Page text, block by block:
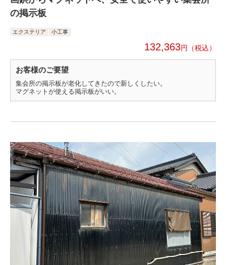
の掲示板
エクステリア 小工事
132,363円
お客様のご要望
集会所の掲示板が老化してきたので新しくしたい。
マグネットが使える掲示板がいい。